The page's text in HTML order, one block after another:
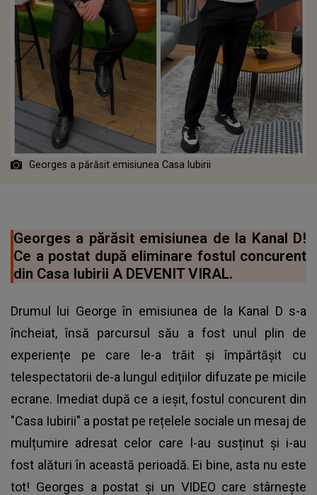
Georges a părăsit emisiunea Casa Iubirii
Georges a părăsit emisiunea de la Kanal D!
Ce a postat după eliminare fostul concurent
din Casa Iubirii A DEVENIT VIRAL.
Drumul lui George în emisiunea de la Kanal D s-a
încheiat, însă parcursul său a fost unul plin de
experiențe pe care le-a trăit și împărtășit cu
telespectatorii de-a lungul edițiilor difuzate pe micile
ecrane. Imediat după ce a ieșit, fostul concurent din
"Casa Iubirii" a postat pe rețelele sociale un mesaj de
mulțumire adresat celor care l-au susținut și i-au
fost alături în această perioadă. Ei bine, asta nu este
tot! Georges a postat și un VIDEO care stârnește